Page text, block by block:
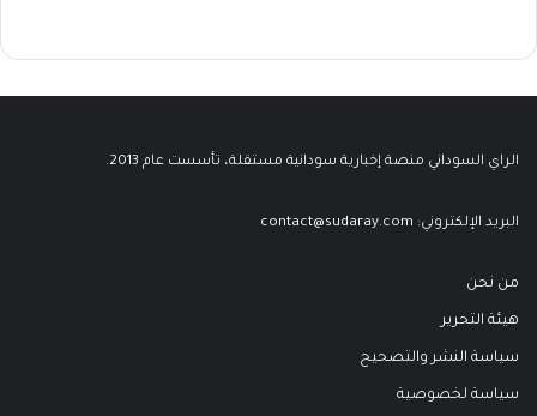
الراي السوداني منصة إخبارية سودانية مستقلة، تأسست عام 2013.
البريد الإلكتروني: contact@sudaray.com
من نحن
هيئة التحرير
سياسة النشر والتصحيح
سياسة لخصوصية